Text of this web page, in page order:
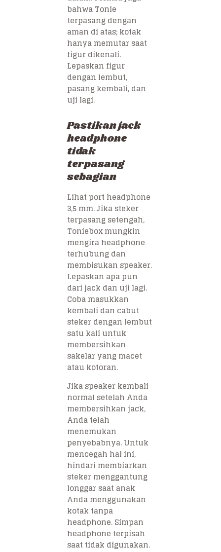
bahwa Tonie
terpasang dengan
aman di atas; kotak
hanya memutar saat
figur dikenali.
Lepaskan figur
dengan lembut,
pasang kembali, dan
uji lagi.
Pastikan jack
headphone
tidak
terpasang
sebagian
Lihat port headphone
3,5 mm. Jika steker
terpasang setengah,
Toniebox mungkin
mengira headphone
terhubung dan
membisukan speaker.
Lepaskan apa pun
dari jack dan uji lagi.
Coba masukkan
kembali dan cabut
steker dengan lembut
satu kali untuk
membersihkan
sakelar yang macet
atau kotoran.
Jika speaker kembali
normal setelah Anda
membersihkan jack,
Anda telah
menemukan
penyebabnya. Untuk
mencegah hal ini,
hindari membiarkan
steker menggantung
longgar saat anak
Anda menggunakan
kotak tanpa
headphone. Simpan
headphone terpisah
saat tidak digunakan.